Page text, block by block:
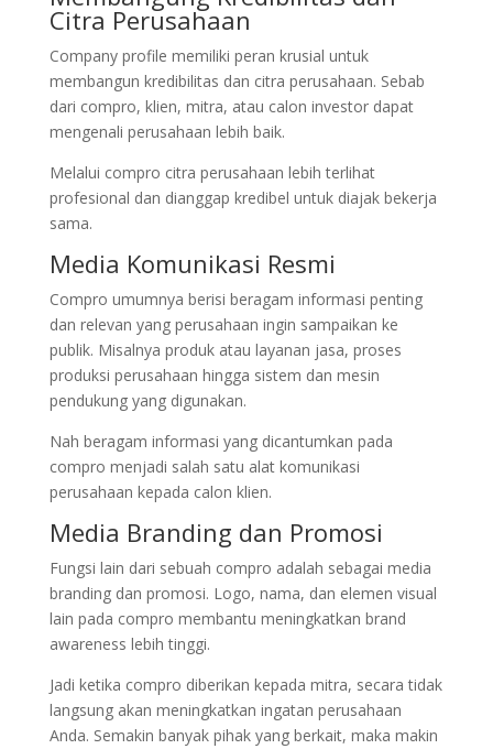
Citra Perusahaan
Company profile memiliki peran krusial untuk
membangun kredibilitas dan citra perusahaan. Sebab
dari compro, klien, mitra, atau calon investor dapat
mengenali perusahaan lebih baik.
Melalui compro citra perusahaan lebih terlihat
profesional dan dianggap kredibel untuk diajak bekerja
sama.
Media Komunikasi Resmi
Compro umumnya berisi beragam informasi penting
dan relevan yang perusahaan ingin sampaikan ke
publik. Misalnya produk atau layanan jasa, proses
produksi perusahaan hingga sistem dan mesin
pendukung yang digunakan.
Nah beragam informasi yang dicantumkan pada
compro menjadi salah satu alat komunikasi
perusahaan kepada calon klien.
Media Branding dan Promosi
Fungsi lain dari sebuah compro adalah sebagai media
branding dan promosi. Logo, nama, dan elemen visual
lain pada compro membantu meningkatkan brand
awareness lebih tinggi.
Jadi ketika compro diberikan kepada mitra, secara tidak
langsung akan meningkatkan ingatan perusahaan
Anda. Semakin banyak pihak yang berkait, maka makin